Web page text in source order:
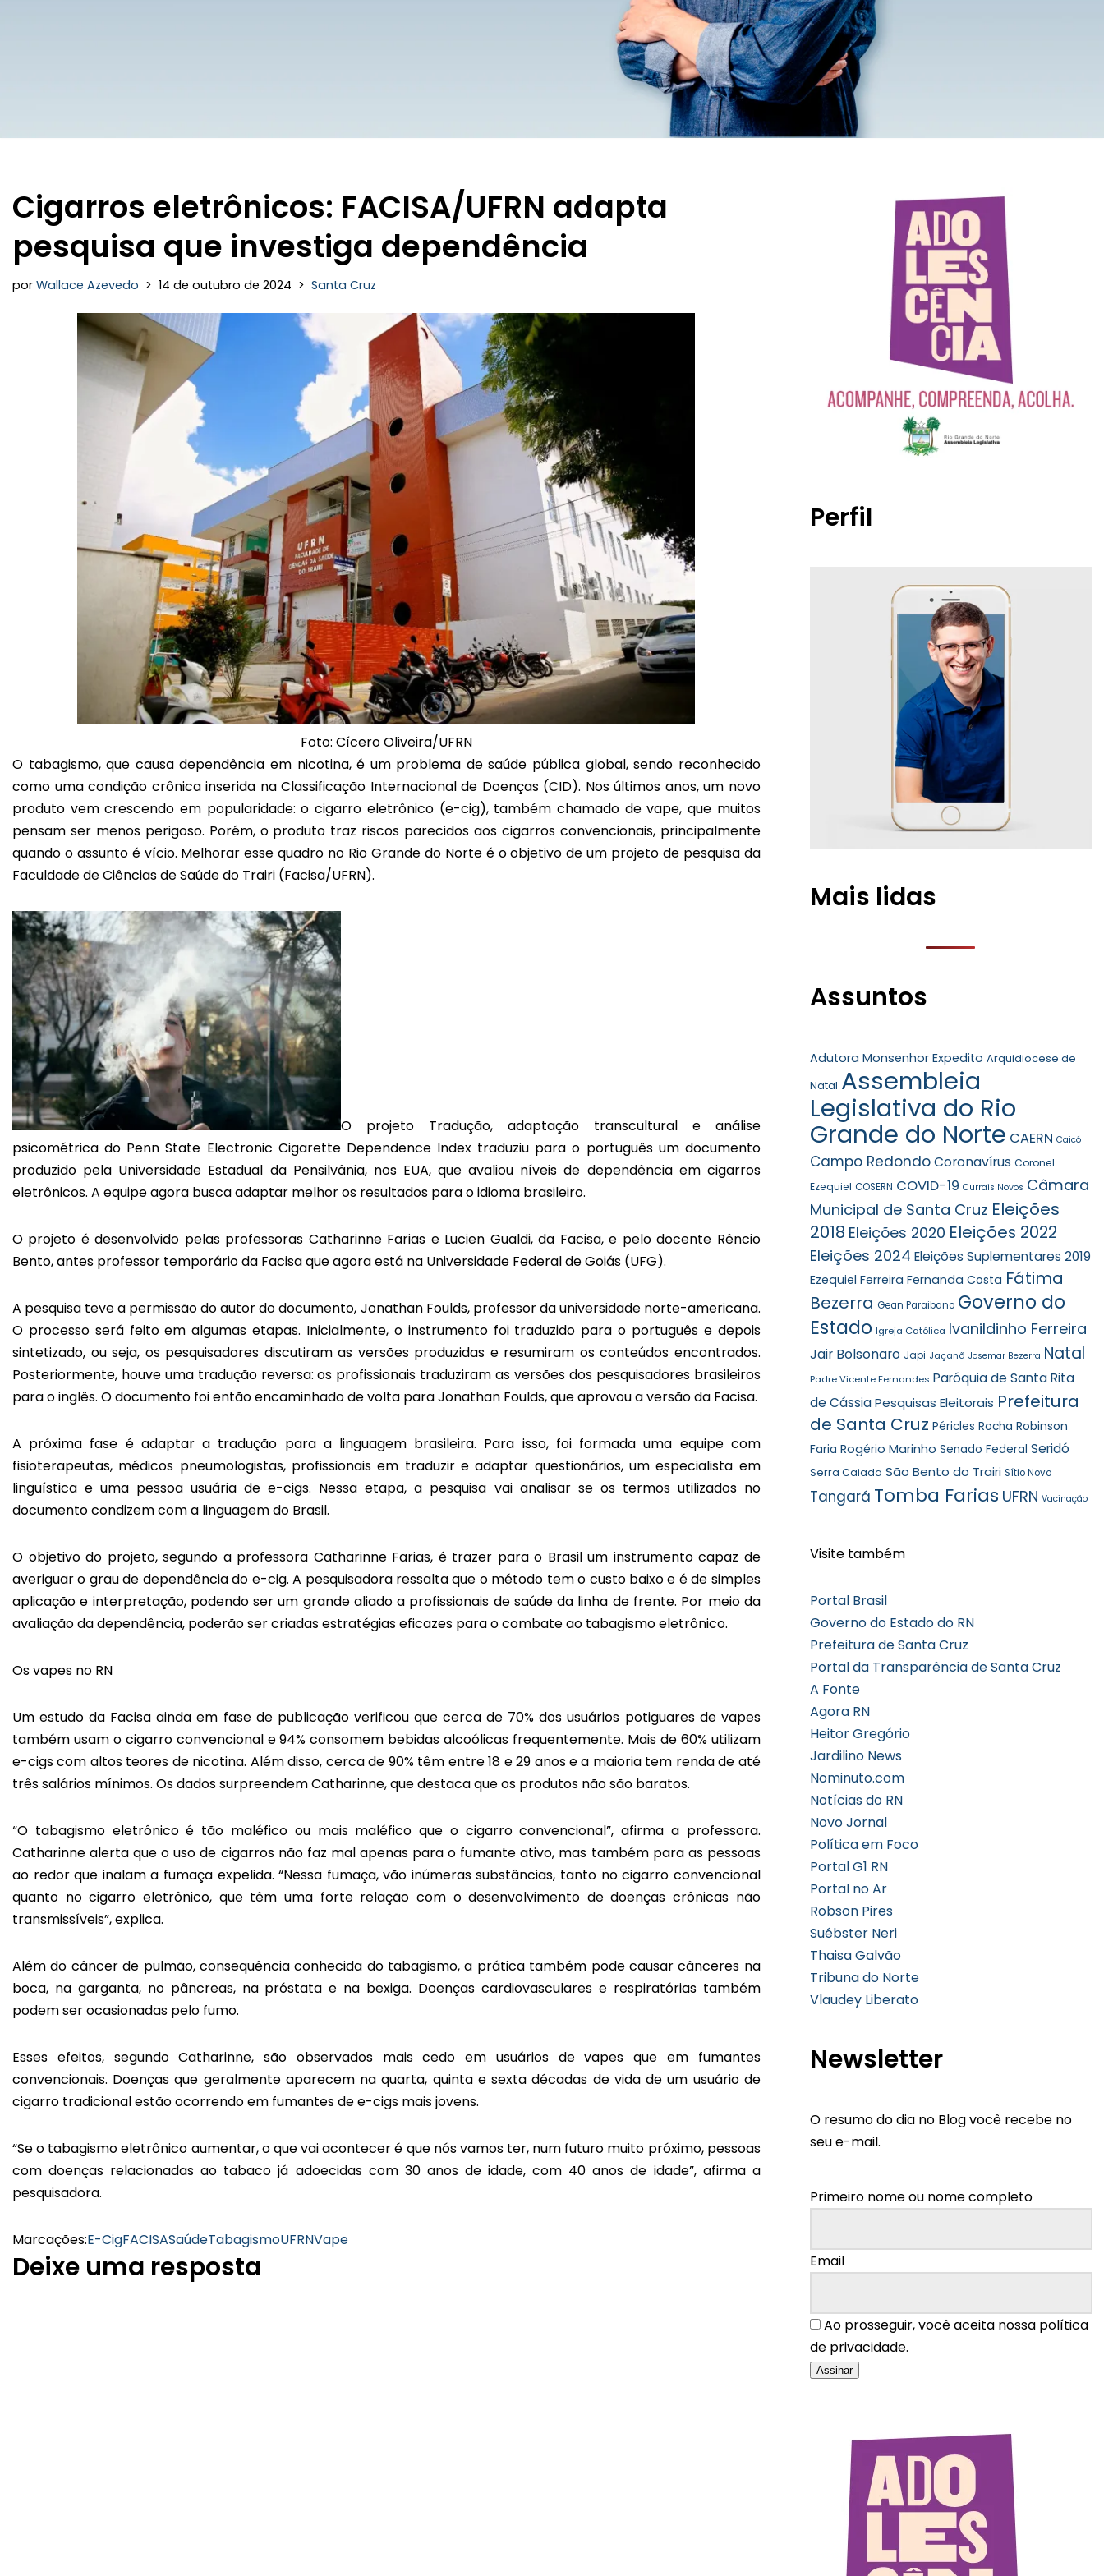
Cigarros eletrônicos: FACISA/UFRN adapta
pesquisa que investiga dependência
por Wallace Azevedo 14 de outubro de 2024 Santa Cruz
Foto: Cícero Oliveira/UFRN
O tabagismo, que causa dependência em nicotina, é um problema de saúde pública global, sendo reconhecido
como uma condição crônica inserida na Classificação Internacional de Doenças (CID). Nos últimos anos, um novo
produto vem crescendo em popularidade: o cigarro eletrônico (e-cig), também chamado de vape, que muitos
pensam ser menos perigoso. Porém, o produto traz riscos parecidos aos cigarros convencionais, principalmente
quando o assunto é vício. Melhorar esse quadro no Rio Grande do Norte é o objetivo de um projeto de pesquisa da
Faculdade de Ciências de Saúde do Trairi (Facisa/UFRN).
O projeto Tradução, adaptação transcultural e análise
psicométrica do Penn State Electronic Cigarette Dependence Index traduziu para o português um documento
produzido pela Universidade Estadual da Pensilvânia, nos EUA, que avaliou níveis de dependência em cigarros
eletrônicos. A equipe agora busca adaptar melhor os resultados para o idioma brasileiro.
O projeto é desenvolvido pelas professoras Catharinne Farias e Lucien Gualdi, da Facisa, e pelo docente Rêncio
Bento, antes professor temporário da Facisa que agora está na Universidade Federal de Goiás (UFG).
A pesquisa teve a permissão do autor do documento, Jonathan Foulds, professor da universidade norte-americana.
O processo será feito em algumas etapas. Inicialmente, o instrumento foi traduzido para o português e depois
sintetizado, ou seja, os pesquisadores discutiram as versões produzidas e resumiram os conteúdos encontrados.
Posteriormente, houve uma tradução reversa: os profissionais traduziram as versões dos pesquisadores brasileiros
para o inglês. O documento foi então encaminhado de volta para Jonathan Foulds, que aprovou a versão da Facisa.
A próxima fase é adaptar a tradução para a linguagem brasileira. Para isso, foi formada uma equipe com
fisioterapeutas, médicos pneumologistas, profissionais em traduzir e adaptar questionários, um especialista em
linguística e uma pessoa usuária de e-cigs. Nessa etapa, a pesquisa vai analisar se os termos utilizados no
documento condizem com a linguagem do Brasil.
O objetivo do projeto, segundo a professora Catharinne Farias, é trazer para o Brasil um instrumento capaz de
averiguar o grau de dependência do e-cig. A pesquisadora ressalta que o método tem o custo baixo e é de simples
aplicação e interpretação, podendo ser um grande aliado a profissionais de saúde da linha de frente. Por meio da
avaliação da dependência, poderão ser criadas estratégias eficazes para o combate ao tabagismo eletrônico.
Os vapes no RN
Um estudo da Facisa ainda em fase de publicação verificou que cerca de 70% dos usuários potiguares de vapes
também usam o cigarro convencional e 94% consomem bebidas alcoólicas frequentemente. Mais de 60% utilizam
e-cigs com altos teores de nicotina. Além disso, cerca de 90% têm entre 18 e 29 anos e a maioria tem renda de até
três salários mínimos. Os dados surpreendem Catharinne, que destaca que os produtos não são baratos.
“O tabagismo eletrônico é tão maléfico ou mais maléfico que o cigarro convencional”, afirma a professora.
Catharinne alerta que o uso de cigarros não faz mal apenas para o fumante ativo, mas também para as pessoas
ao redor que inalam a fumaça expelida. “Nessa fumaça, vão inúmeras substâncias, tanto no cigarro convencional
quanto no cigarro eletrônico, que têm uma forte relação com o desenvolvimento de doenças crônicas não
transmissíveis”, explica.
Além do câncer de pulmão, consequência conhecida do tabagismo, a prática também pode causar cânceres na
boca, na garganta, no pâncreas, na próstata e na bexiga. Doenças cardiovasculares e respiratórias também
podem ser ocasionadas pelo fumo.
Esses efeitos, segundo Catharinne, são observados mais cedo em usuários de vapes que em fumantes
convencionais. Doenças que geralmente aparecem na quarta, quinta e sexta décadas de vida de um usuário de
cigarro tradicional estão ocorrendo em fumantes de e-cigs mais jovens.
“Se o tabagismo eletrônico aumentar, o que vai acontecer é que nós vamos ter, num futuro muito próximo, pessoas
com doenças relacionadas ao tabaco já adoecidas com 30 anos de idade, com 40 anos de idade”, afirma a
pesquisadora.
Marcações:E-CigFACISASaúdeTabagismoUFRNVape
Deixe uma resposta
Perfil
Mais lidas
Assuntos
Adutora Monsenhor Expedito Arquidiocese de
Natal Assembleia
Legislativa do Rio
Grande do Norte CAERN Caicó
Campo Redondo Coronavírus Coronel
Ezequiel COSERN COVID-19 Currais Novos Câmara
Municipal de Santa Cruz Eleições
2018 Eleições 2020 Eleições 2022
Eleições 2024 Eleições Suplementares 2019
Ezequiel Ferreira Fernanda Costa Fátima
Bezerra Gean Paraibano Governo do
Estado Igreja Católica Ivanildinho Ferreira
Jair Bolsonaro Japi Jaçanã Josemar Bezerra Natal
Padre Vicente Fernandes Paróquia de Santa Rita
de Cássia Pesquisas Eleitorais Prefeitura
de Santa Cruz Péricles Rocha Robinson
Faria Rogério Marinho Senado Federal Seridó
Serra Caiada São Bento do Trairi Sítio Novo
Tangará Tomba Farias UFRN Vacinação
Visite também
Portal Brasil
Governo do Estado do RN
Prefeitura de Santa Cruz
Portal da Transparência de Santa Cruz
A Fonte
Agora RN
Heitor Gregório
Jardilino News
Nominuto.com
Notícias do RN
Novo Jornal
Política em Foco
Portal G1 RN
Portal no Ar
Robson Pires
Suébster Neri
Thaisa Galvão
Tribuna do Norte
Vlaudey Liberato
Newsletter
O resumo do dia no Blog você recebe no
seu e-mail.
Primeiro nome ou nome completo
Email
Ao prosseguir, você aceita nossa política
de privacidade.